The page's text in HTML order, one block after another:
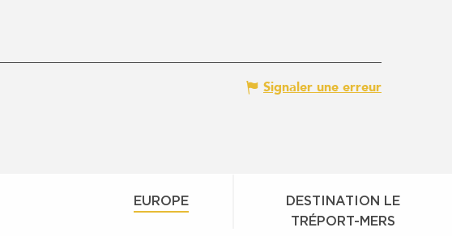
Signaler une erreur
EUROPE
DESTINATION LE
TRÉPORT-MERS